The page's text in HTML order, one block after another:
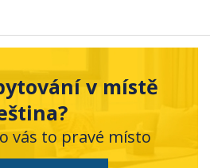
v místě
vás to pravé místo